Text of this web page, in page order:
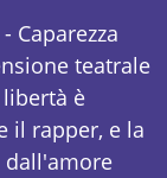
Caparezza
teatrale
libertà è
il rapper, e la
dall'amore